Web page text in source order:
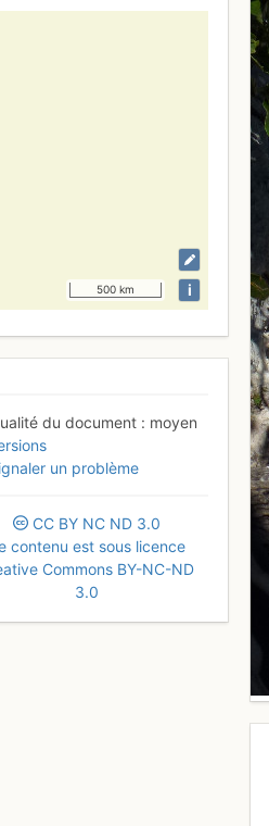
500 km i
du document
moyen
un problème
CC BY NC ND 3.0
contenu est sous licence
Commons BY-NC-ND
3.0